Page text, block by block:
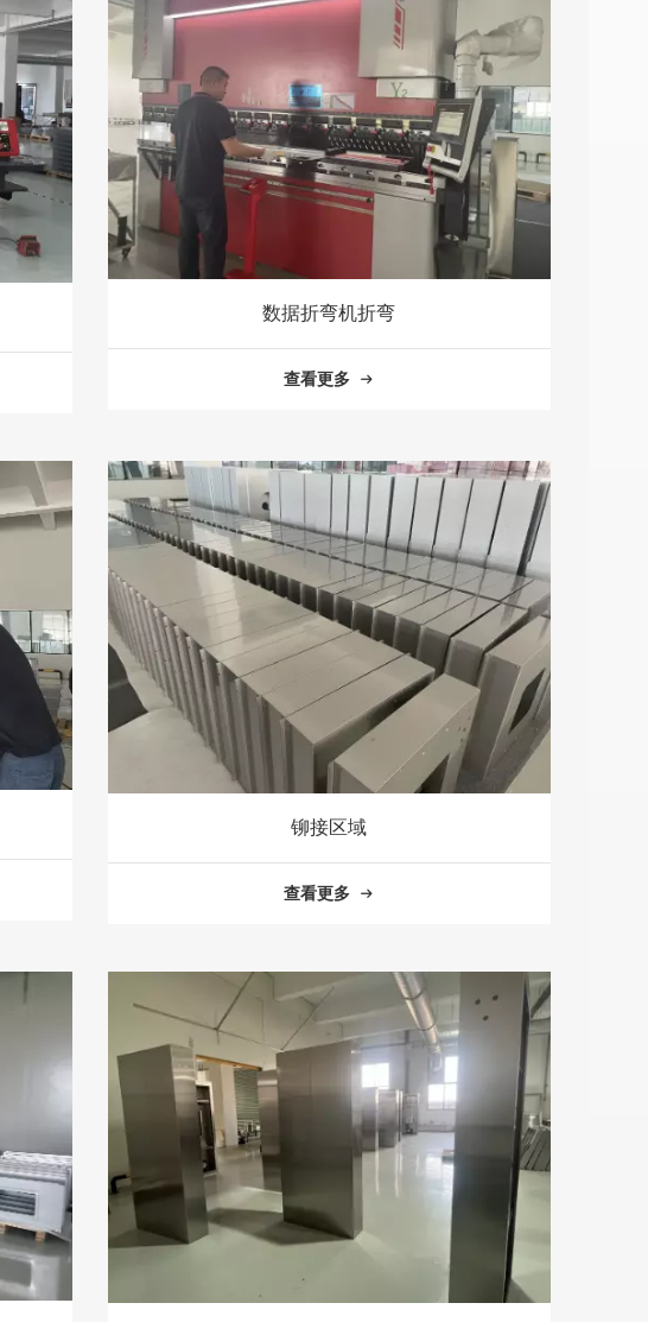
数据折弯机折弯
查看更多
铆接区域
查看更多